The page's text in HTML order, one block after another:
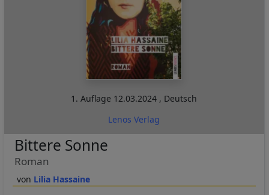
1. Auflage 12.03.2024 , Deutsch
Lenos Verlag
Lilia Hassaine
Bittere Sonne
Roman